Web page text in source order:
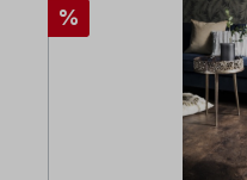
Rabatt
%